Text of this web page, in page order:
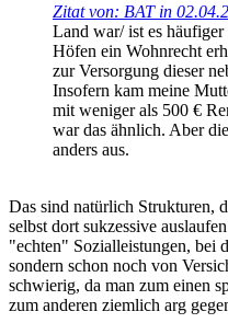
Zitat von: BAT in
Land war/ ist es häufiger
Höfen ein Wohnrecht
zur Versorgung dieser
Insofern kam meine
mit weniger als 500 €
war das ähnlich. Aber
anders aus.
Das sind natürlich Strukturen,
selbst dort sukzessive
"echten" Sozialleistungen, bei
sondern schon noch von
schwierig, da man zum einen
zum anderen ziemlich arg